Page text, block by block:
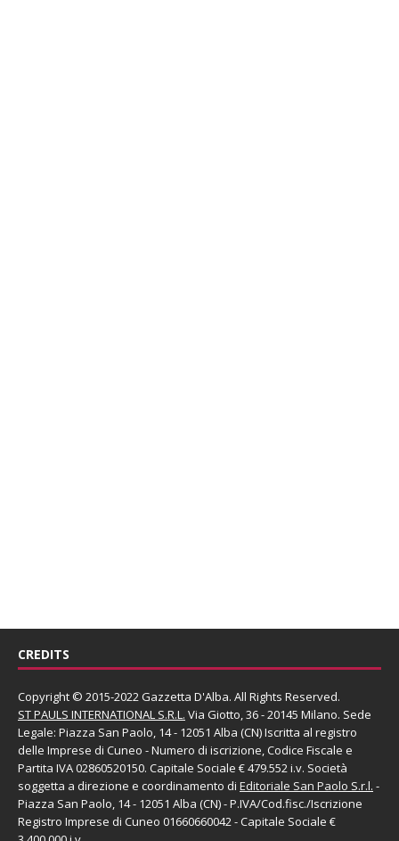
CREDITS
Copyright © 2015-2022 Gazzetta D'Alba. All Rights Reserved.
ST PAULS INTERNATIONAL S.R.L. Via Giotto, 36 - 20145 Milano. Sede
Legale: Piazza San Paolo, 14 - 12051 Alba (CN) Iscritta al registro
delle Imprese di Cuneo - Numero di iscrizione, Codice Fiscale e
Partita IVA 02860520150. Capitale Sociale € 479.552 i.v. Società
soggetta a direzione e coordinamento di Editoriale San Paolo S.r.l. -
Piazza San Paolo, 14 - 12051 Alba (CN) - P.IVA/Cod.fisc./Iscrizione
Registro Imprese di Cuneo 01660660042 - Capitale Sociale €